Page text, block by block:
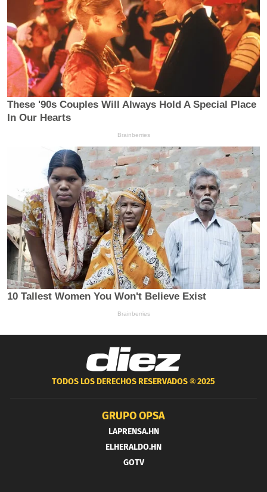
TODOS LOS DERECHOS RESERVADOS ®2025
GRUPO OPSA
LAPRENSA.HN
ELHERALDO.HN
GOTV